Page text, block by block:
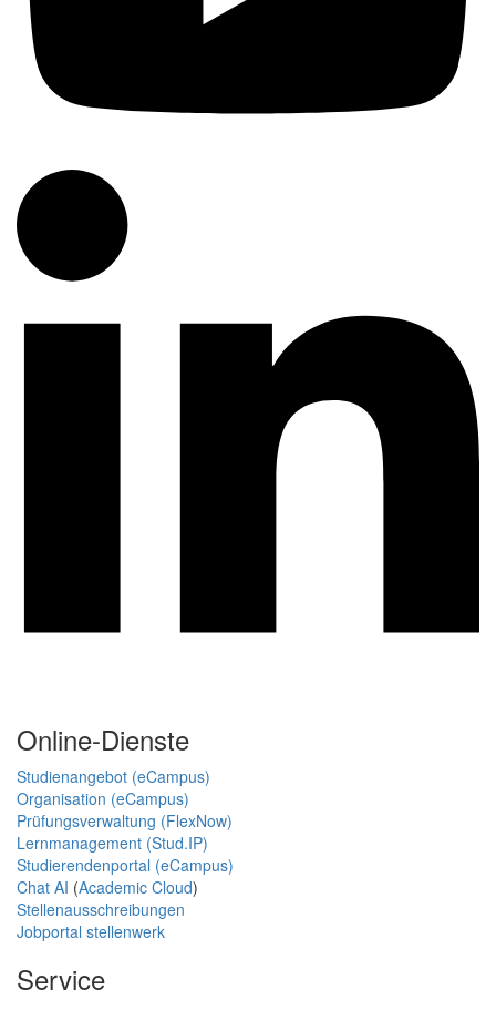
Online-Dienste
Studienangebot (eCampus)
Organisation (eCampus)
Prüfungsverwaltung (FlexNow)
Lernmanagement (Stud.IP)
Studierendenportal (eCampus)
Chat AI (Academic Cloud)
Stellenausschreibungen
Jobportal stellenwerk
Service